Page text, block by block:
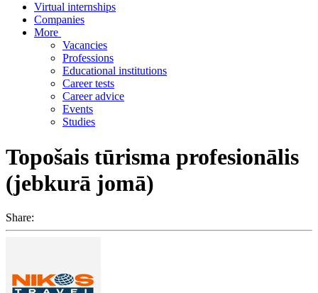
Virtual internships
Companies
More
Vacancies
Professions
Educational institutions
Career tests
Career advice
Events
Studies
Topošais tūrisma profesionālis
(jebkurā jomā)
Share: